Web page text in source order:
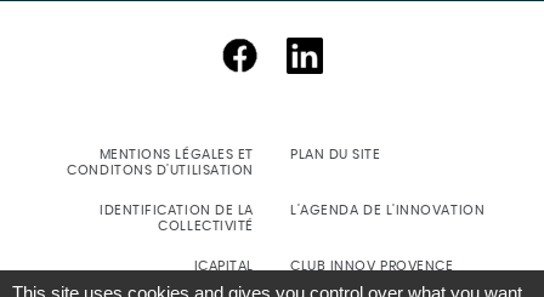
MENTIONS LÉGALES ET
CONDITONS D'UTILISATION
PLAN DU SITE
IDENTIFICATION DE LA
COLLECTIVITÉ
L'AGENDA DE L'INNOVATION
ICAPITAL CLUB INNOV PROVENCE
This site uses cookies and gives you control over what you want